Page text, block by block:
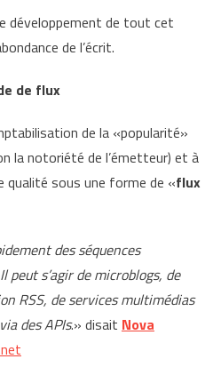
développement de tout cet
de l’écrit.
de flux
de la «popularité»
la notoriété de l’émetteur) et à
qualité sous une forme de «flux
des séquences
peut s’agir de microblogs, de
RSS, de services multimédias
des APIs.» disait Nova